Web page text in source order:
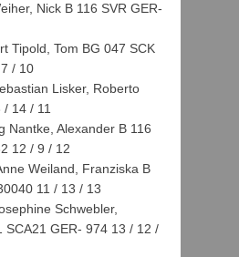
Nick B 116 SVR GER-
Tipold, Tom BG 047 SCK
/ 10
Lisker, Roberto
14 / 11
Nantke, Alexander B 116
12 / 9 / 12
Weiland, Franziska B
11 / 13 / 13
Schwebler,
SCA21 GER- 974 13 / 12 /